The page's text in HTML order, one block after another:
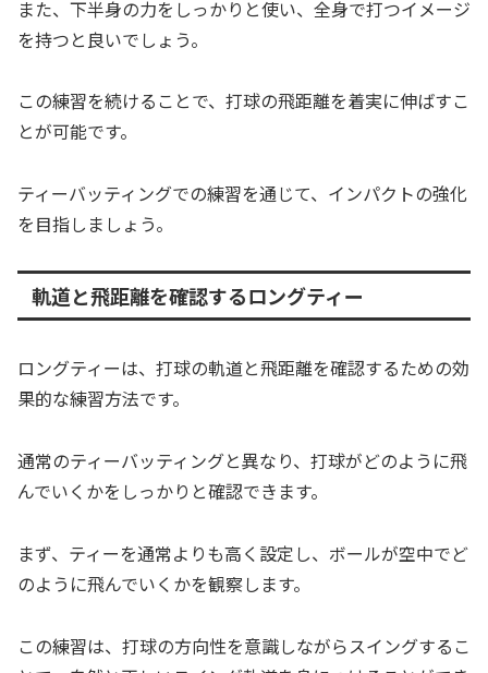
また、下半身の力をしっかりと使い、全身で打つイメージ
を持つと良いでしょう。
この練習を続けることで、打球の飛距離を着実に伸ばすこ
とが可能です。
ティーバッティングでの練習を通じて、インパクトの強化
を目指しましょう。
軌道と飛距離を確認するロングティー
ロングティーは、打球の軌道と飛距離を確認するための効
果的な練習方法です。
通常のティーバッティングと異なり、打球がどのように飛
んでいくかをしっかりと確認できます。
まず、ティーを通常よりも高く設定し、ボールが空中でど
のように飛んでいくかを観察します。
この練習は、打球の方向性を意識しながらスイングするこ